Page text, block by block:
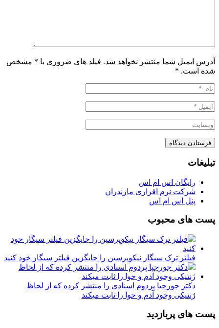
آدرس ایمیل شما منتشر نخواهد شد. فیلد های ضروری با * مشخص
شده است. *
تبلیغات
رایگان اس ام اس
شرکت نرم افزاری مازندران
پنل اس ام اس
پست های محبوب
فیلتر ترک سیگار نیکوپرسین را جایگزین فیلتر سیگار خود کنید
دکتر جورجیا پردوم اسنادی را منتشر کرده که از لحاظ
ژنتیکی وجود آدم و حوا را ثابت میکند
پست های پربازدید